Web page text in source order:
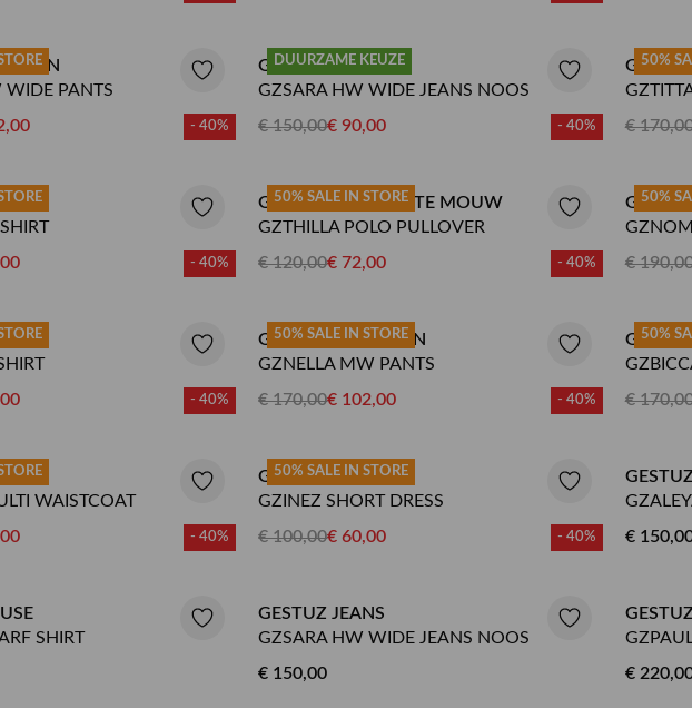
WIDE PANTS
- 40%
DUURZAME KEUZE
GESTUZ JEANS
GZSARA HW WIDE JEANS NOOS
€ 150,00€ 90,00 - 40%
50%
€
- 40%
50% SALE IN STORE
GESTUZ TRUI KORTE MOUW
GZTHILLA POLO PULLOVER
€ 120,00€ 72,00 - 40%
50%
€
- 40%
50% SALE IN STORE
GESTUZ PANTALON
GZNELLA MW PANTS
€ 170,00€ 102,00 - 40%
50%
€
WAISTCOAT
- 40%
50% SALE IN STORE
GESTUZ JURK
GZINEZ SHORT DRESS
€ 100,00€ 60,00 - 40%
€
SHIRT
GESTUZ JEANS
GZSARA HW WIDE JEANS NOOS
€ 150,00
€